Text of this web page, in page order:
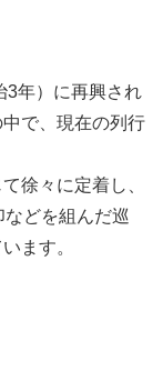
3年）に再興され
で、現在の列行
徐々に定着し、
どを組んだ巡
ます。